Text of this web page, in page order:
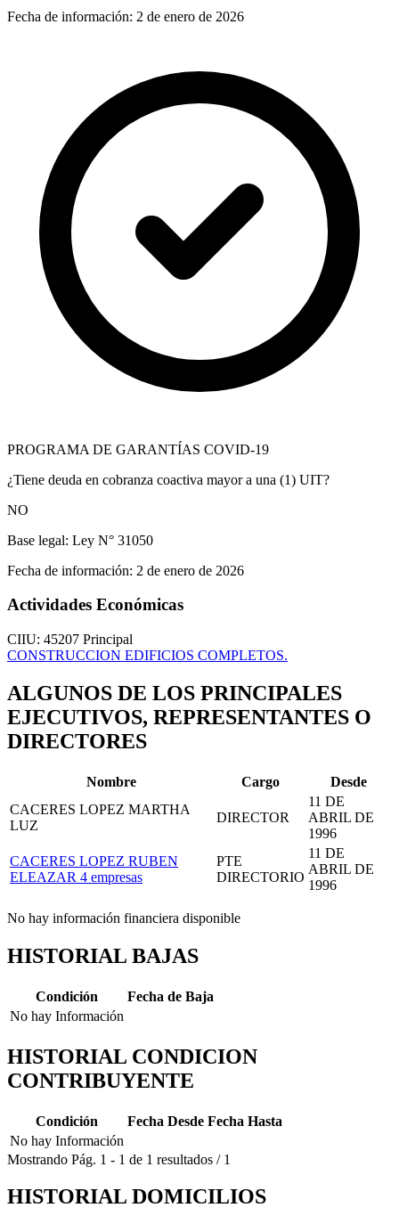
Fecha de información: 2 de enero de 2026
PROGRAMA DE GARANTÍAS COVID-19
¿Tiene deuda en cobranza coactiva mayor a una (1) UIT?
NO
Base legal: Ley N° 31050
Fecha de información: 2 de enero de 2026
Actividades Económicas
CIIU: 45207 Principal
CONSTRUCCION EDIFICIOS COMPLETOS.
ALGUNOS DE LOS PRINCIPALES
EJECUTIVOS, REPRESENTANTES O
DIRECTORES
Nombre Cargo
Desde
CACERES LOPEZ MARTHA
LUZ
DIRECTOR
11 DE
ABRIL DE
1996
CACERES LOPEZ RUBEN
ELEAZAR 4 empresas
PTE
DIRECTORIO
11 DE
ABRIL DE
1996
No hay información financiera disponible
HISTORIAL BAJAS
Condición
Fecha de Baja
No hay Información
HISTORIAL CONDICION
CONTRIBUYENTE
Condición Fecha Desde Fecha Hasta
No hay Información
Mostrando Pág. 1 - 1 de 1 resultados / 1
HISTORIAL DOMICILIOS